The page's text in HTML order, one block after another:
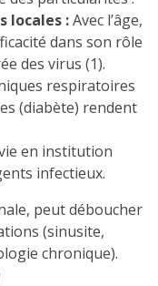
locales :Avec l’âge,
dans son rôle
des virus (1).
respiratoires
(diabète) rendent
en institution
infectieux.
peut déboucher
(sinusite,
chronique).